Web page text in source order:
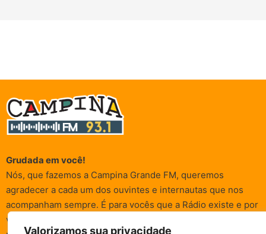
Valorizamos sua privacidade
Grudada em você!
Nós, que fazemos a Campina Grande FM, queremos
agradecer a cada um dos ouvintes e internautas que nos
acompanham sempre. É para vocês que a Rádio existe e por
vocês que as informações (informativas, de entretenimento,